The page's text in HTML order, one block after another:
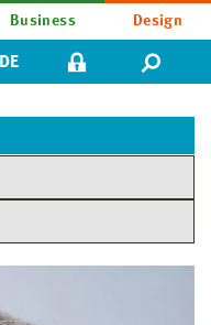
Business Design
DE